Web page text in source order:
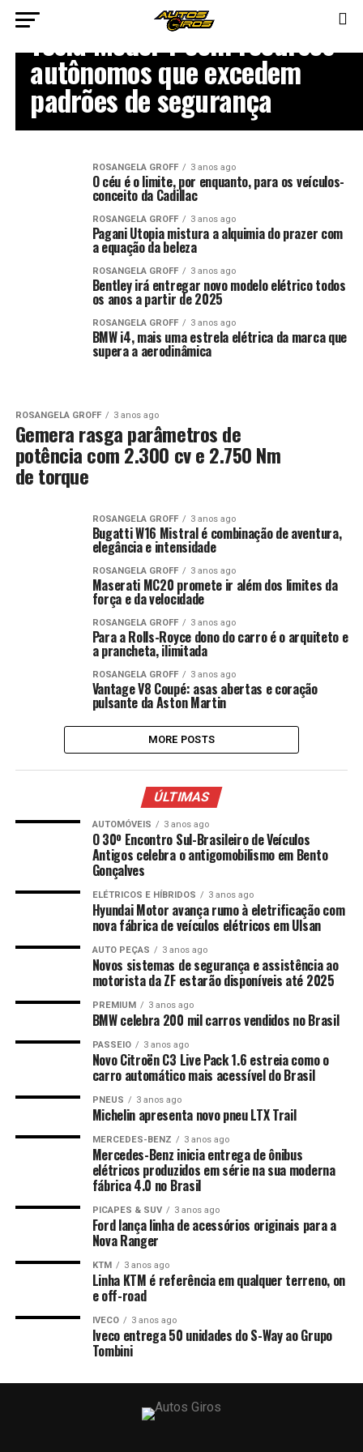
Tesla Model Y com recursos
autônomos que excedem
padrões de segurança
ROSANGELA GROFF 3 anos ago
O céu é o limite, por enquanto, para os veículos-
conceito da Cadillac
ROSANGELA GROFF 3 anos ago
Pagani Utopia mistura a alquimia do prazer com
a equação da beleza
ROSANGELA GROFF 3 anos ago
Bentley irá entregar novo modelo elétrico todos
os anos a partir de 2025
ROSANGELA GROFF 3 anos ago
BMW i4, mais uma estrela elétrica da marca que
supera a aerodinâmica
ROSANGELA GROFF 3 anos ago
Gemera rasga parâmetros de
potência com 2.300 cv e 2.750 Nm
de torque
ROSANGELA GROFF 3 anos ago
Bugatti W16 Mistral é combinação de aventura,
elegância e intensidade
ROSANGELA GROFF 3 anos ago
Maserati MC20 promete ir além dos limites da
força e da velocidade
ROSANGELA GROFF 3 anos ago
Para a Rolls-Royce dono do carro é o arquiteto e
a prancheta, ilimitada
ROSANGELA GROFF 3 anos ago
Vantage V8 Coupé: asas abertas e coração
pulsante da Aston Martin
MORE POSTS
ÚLTIMAS
AUTOMÓVEIS 3 anos ago
O 30º Encontro Sul-Brasileiro de Veículos
Antigos celebra o antigomobilismo em Bento
Gonçalves
ELÉTRICOS E HÍBRIDOS 3 anos ago
Hyundai Motor avança rumo à eletrificação com
nova fábrica de veículos elétricos em Ulsan
AUTO PEÇAS 3 anos ago
Novos sistemas de segurança e assistência ao
motorista da ZF estarão disponíveis até 2025
PREMIUM 3 anos ago
BMW celebra 200 mil carros vendidos no Brasil
PASSEIO 3 anos ago
Novo Citroën C3 Live Pack 1.6 estreia como o
carro automático mais acessível do Brasil
PNEUS 3 anos ago
Michelin apresenta novo pneu LTX Trail
MERCEDES-BENZ 3 anos ago
Mercedes-Benz inicia entrega de ônibus
elétricos produzidos em série na sua moderna
fábrica 4.0 no Brasil
PICAPES & SUV 3 anos ago
Ford lança linha de acessórios originais para a
Nova Ranger
KTM 3 anos ago
Linha KTM é referência em qualquer terreno, on
e off-road
IVECO 3 anos ago
Iveco entrega 50 unidades do S-Way ao Grupo
Tombini